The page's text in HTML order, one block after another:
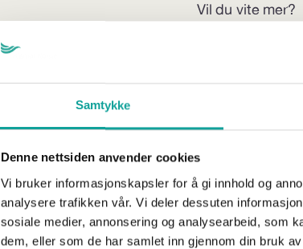
Samtykke
Denne nettsiden anvender cookies
Vi bruker informasjonskapsler for å gi innhold og
analysere trafikken vår. Vi deler dessuten
sosiale medier, annonsering og analysearbeid, som
dem, eller som de har samlet inn gjennom din bruk
Vil du vite mer?